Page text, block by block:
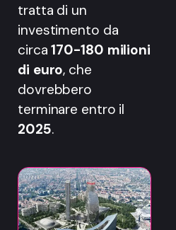
tratta di un
investimento da
circa170-180 milioni
di euro, che
dovrebbero
terminare entro il
2025.